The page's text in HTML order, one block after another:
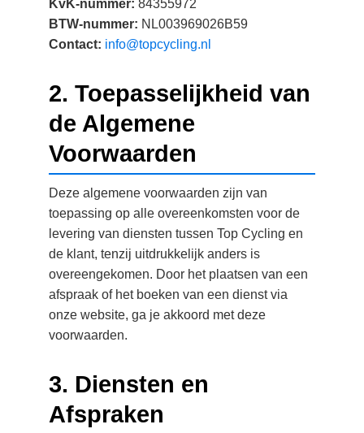
KvK-nummer: 84355972
BTW-nummer: NL003969026B59
Contact: info@topcycling.nl
2. Toepasselijkheid van
de Algemene
Voorwaarden
Deze algemene voorwaarden zijn van
toepassing op alle overeenkomsten voor de
levering van diensten tussen Top Cycling en
de klant, tenzij uitdrukkelijk anders is
overeengekomen. Door het plaatsen van een
afspraak of het boeken van een dienst via
onze website, ga je akkoord met deze
voorwaarden.
3. Diensten en
Afspraken